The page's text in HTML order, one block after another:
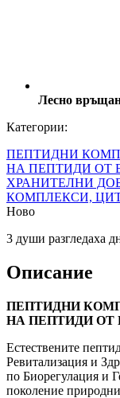
Лесно
Категории:
ПЕПТИДНИ
НА ПЕПТИДИ ОТ
ХРАНИТЕЛНИ
КОМПЛЕКСИ,
Ново
3 души разгледаха
Описание
ПЕПТИДНИ
НА ПЕПТИДИ ОТ
Естествените
Ревитализация и
по Биорегулация и
поколение